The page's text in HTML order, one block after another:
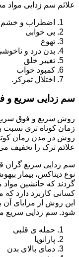
علائم سم زدایی مواد
اضطراب و خشم
بی خوابی
تهوع
بدن درد و
تغییر خلق
کمبود خواب
اختلال تمرکز.
سم زدایی سریع و
روش سریع و فوق
زمان کوتاه تری
روش در مدن زمان
علائم ترک را تخفیف
سم زدایی سریع گران
نوع دیتاکس، بیمار
گردند که جانشین
کسانی کاربرد دارد
این روش از مزایای آن
شود. سم زدایی سریع
حمله ی قلبی
پارانویا
دمای بالای بدن